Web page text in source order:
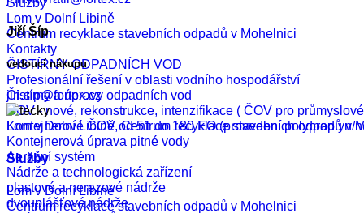
Jiří Šíp
vedoucí nákupu
jiri.sip@fortex.cz
Lom v Dolní Libině, Centrum recyklace stavebních odpadů v
Služby
Lom v Dolní Libině
Centrum recyklace stavebních odpadů v Mohelnici
Služby
Lom v Dolní Libině
Centrum recyklace stavebních odpadů v Mohelnici
Kontakty
ČISTÍRNY ODPADNÍCH VOD
Profesionální řešení v oblasti vodního hospodářství
Čistírny a úpravy odpadních vod
ČOV - nové, rekonstrukce, intenzifikace ( ČOV pro
Kontejnerové ČOV od 51 do 180 EO (provedení polyproplyn/
Kontejnerová úprava pitné vody
Aerační systém
Nádrže a technologická zařízení
plastové a nerezové nádrže
dvouplášťové nádrže